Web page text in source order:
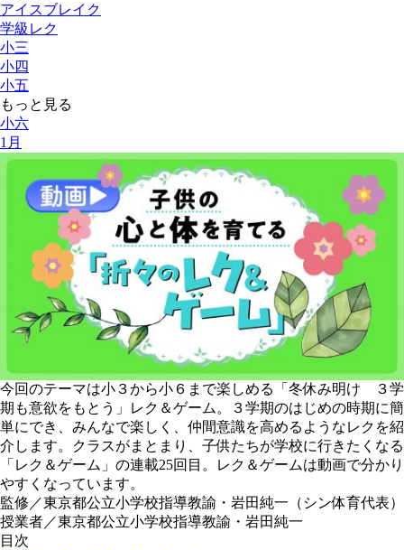
アイスブレイク
学級レク
小三
小四
小五
もっと見る
小六
1月
今回のテーマは小３から小６まで楽しめる「冬休み明け ３学
期も意欲をもとう」レク＆ゲーム。３学期のはじめの時期に簡
単にでき、みんなで楽しく、仲間意識を高めるようなレクを紹
介します。クラスがまとまり、子供たちが学校に行きたくなる
「レク＆ゲーム」の連載25回目。レク＆ゲームは動画で分かり
やすくなっています。
監修／東京都公立小学校指導教諭・岩田純一（シン体育代表）
授業者／東京都公立小学校指導教諭・岩田純一
目次